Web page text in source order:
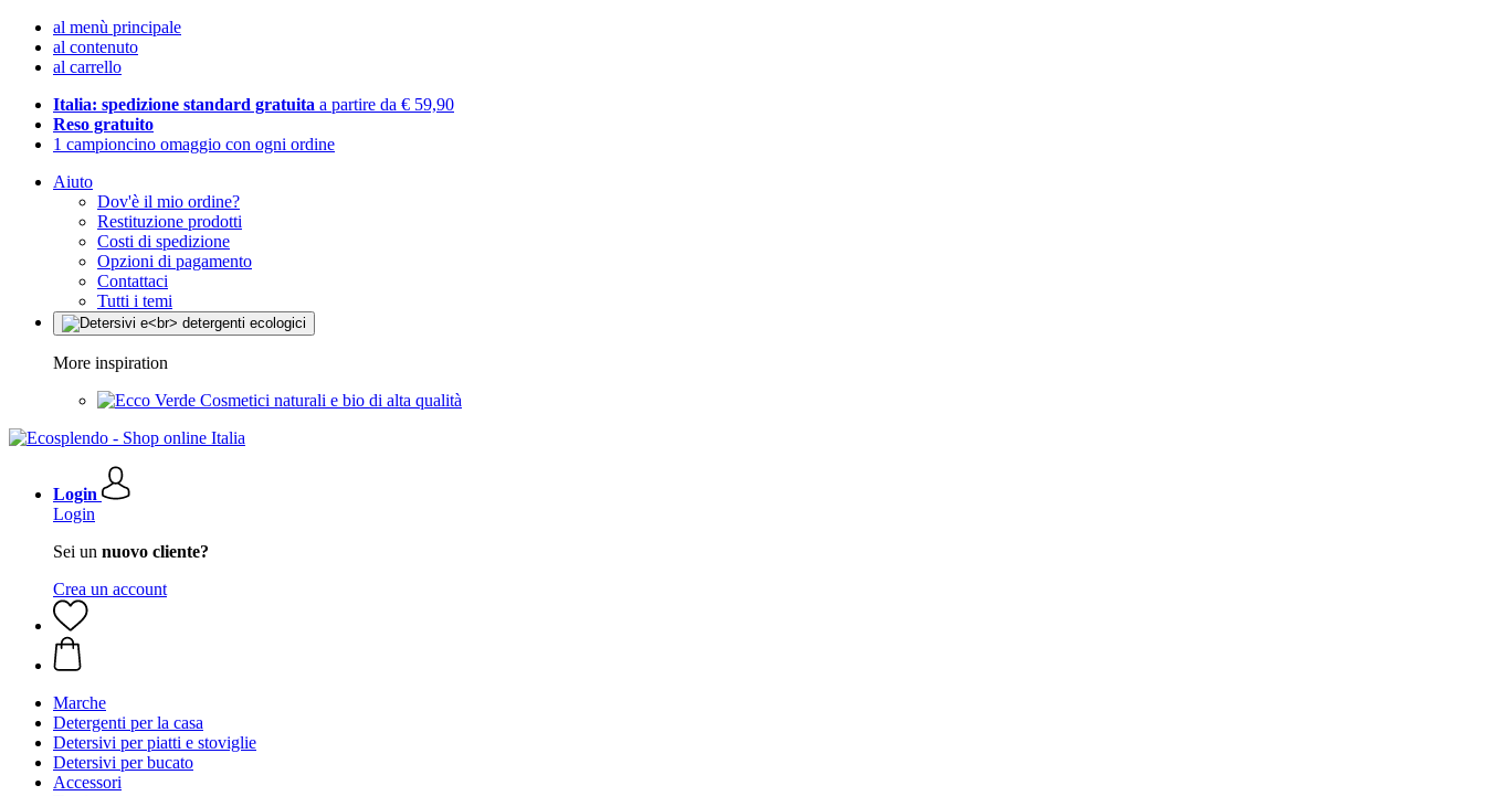
al menù principale
al contenuto
al carrello
Italia: spedizione standard gratuita a partire da € 59,90
Reso gratuito
1 campioncino omaggio con ogni ordine
Aiuto
Dov'è il mio ordine?
Restituzione prodotti
Costi di spedizione
Opzioni di pagamento
Contattaci
Tutti i temi
More inspiration
Cosmetici naturali e bio di alta qualità
Login
Login
Sei un nuovo cliente?
Crea un account
Marche
Detergenti per la casa
Detersivi per piatti e stoviglie
Detersivi per bucato
Accessori